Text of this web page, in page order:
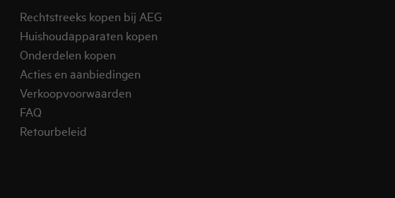
Rechtstreeks kopen bij AEG
Huishoudapparaten kopen
Onderdelen kopen
Acties en aanbiedingen
Verkoopvoorwaarden
FAQ
Retourbeleid